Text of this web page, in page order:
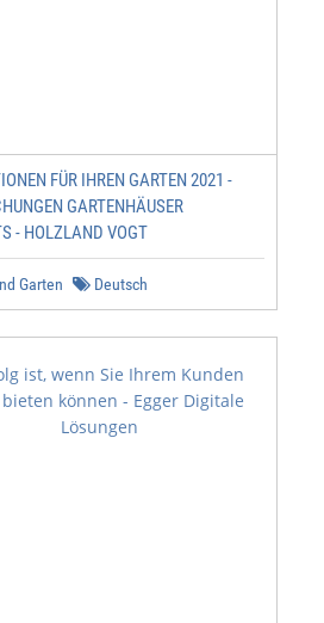
Depot
FÜR IHREN GARTEN 2021 -
GARTENHÄUSER
- HOLZLAND VOGT
Garten Deutsch